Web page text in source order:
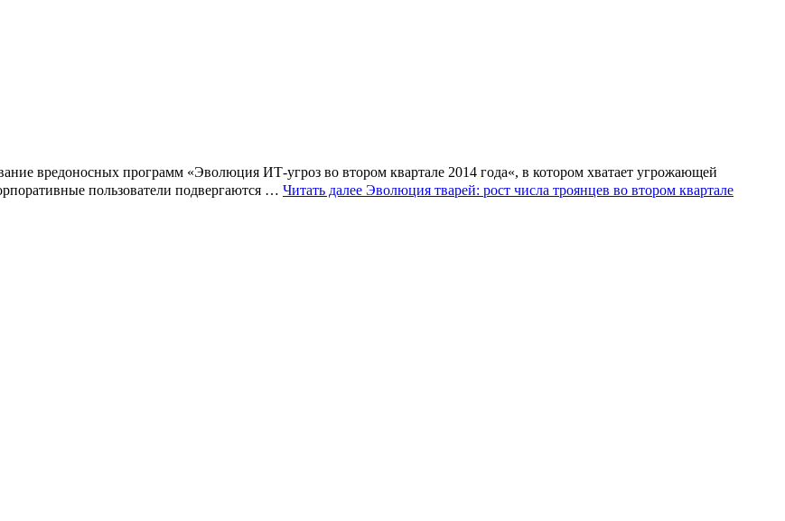
вредоносных программ «Эволюция ИТ-угроз во втором квартале 2014 года«, в котором хватает угрожающей
пользователи подвергаются … Читать далее Эволюция тварей: ​рост числа ​троянцев во втором квартале